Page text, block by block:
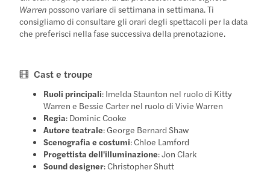
Warren possono variare di settimana in settimana. Ti
consigliamo di consultare gli orari degli spettacoli per la data
che preferisci nella fase successiva della prenotazione.
Cast e troupe
Ruoli principali: Imelda Staunton nel ruolo di Kitty
Warren e Bessie Carter nel ruolo di Vivie Warren
Regia: Dominic Cooke
Autore teatrale: George Bernard Shaw
Scenografia e costumi: Chloe Lamford
Progettista dell'illuminazione: Jon Clark
Sound designer: Christopher Shutt